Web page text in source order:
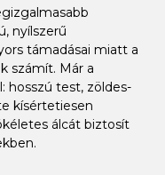
nyílszerű
támadásai miatt a
számít. Már a
hosszú test, zöldes-
kísértetiesen
álcát biztosít